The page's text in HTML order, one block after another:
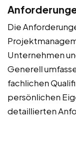
Die
Unternehmen
Generell
fachlichen
persönlichen
detaillierten